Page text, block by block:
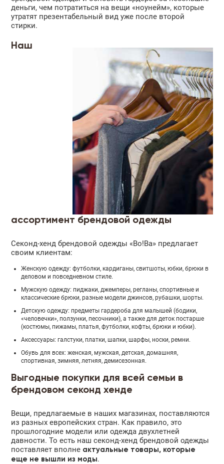
деньги, чем потратиться на вещи «ноунейм», которые
утратят презентабельный вид уже после второй
стирки.
Наш
ассортимент брендовой одежды
Секонд-хенд брендовой одежды «Во!Ва» предлагает
своим клиентам:
Женскую одежду: футболки, кардиганы, свитшоты, юбки, брюки в
деловом и повседневном стиле.
Мужскую одежду: пиджаки, джемперы, регланы, спортивные и
классические брюки, разные модели джинсов, рубашки, шорты.
Детскую одежду: предметы гардероба для малышей (бодики,
«человечки», ползунки, песочники), а также для деток постарше
(костюмы, пижамы, платья, футболки, кофты, брюки и юбки).
Аксессуары: галстуки, платки, шапки, шарфы, носки, ремни.
Обувь для всех: женская, мужская, детская, домашняя,
спортивная, зимняя, летняя, демисезонная.
Выгодные покупки для всей семьи в
брендовом секонд хенде
Вещи, предлагаемые в наших магазинах, поставляются
из разных европейских стран. Как правило, это
прошлогодние модели или одежда двухлетней
давности. То есть наш секонд-хенд брендовой одежды
поставляет вполне актуальные товары, которые
еще не вышли из моды.